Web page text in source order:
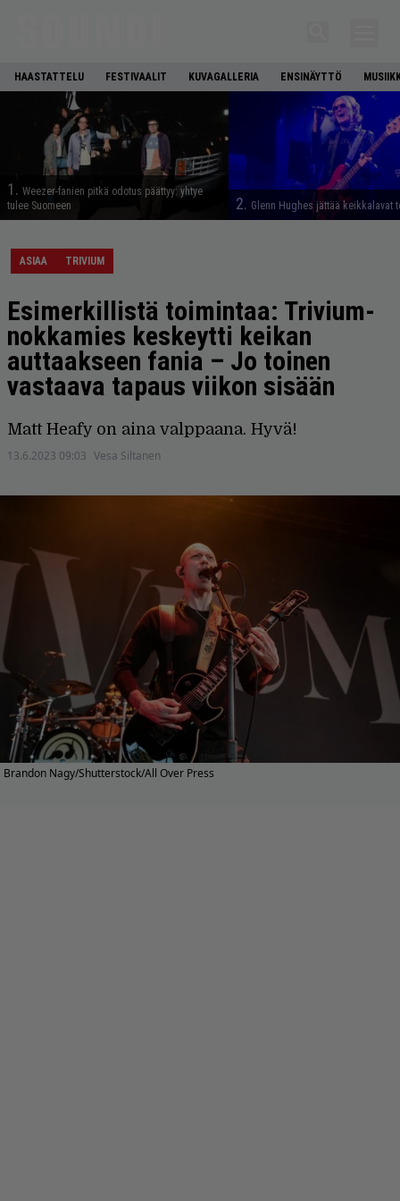
HAASTATTELU FESTIVAALIT KUVAGALLERIA ENSINÄYTTÖ
1. Weezer-fanien pitkä odotus päättyy: yhtye
tulee Suomeen
2. Glenn Hughes jättää keikkalavat
ASIAA TRIVIUM
Esimerkillistä toimintaa: Trivium-
nokkamies keskeytti keikan
auttaakseen fania – Jo toinen
vastaava tapaus viikon sisään
Matt Heafy on aina valppaana. Hyvä!
13.6.2023 09:03 Vesa Siltanen
Brandon Nagy/Shutterstock/All Over Press